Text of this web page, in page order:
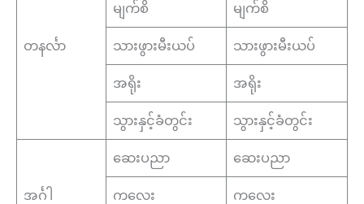
တနင်္လာ
မျက်စိ မျက်စိ
သားဖွားမီးယပ် သားဖွားမီးယပ်
အရိုး အရိုး
သွားနှင့်ခံတွင်း သွားနှင့်ခံတွင်း
အင်္ဂါ
ဆေးပညာ ဆေးပညာ
ကလေး ကလေး